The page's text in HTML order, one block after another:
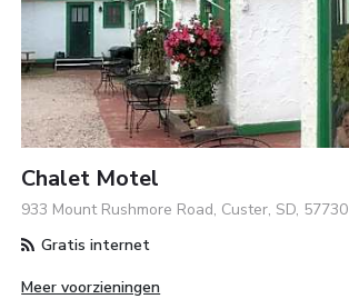
Chalet Motel
933 Mount Rushmore Road, Custer, SD, 57730
Gratis internet
Meer voorzieningen